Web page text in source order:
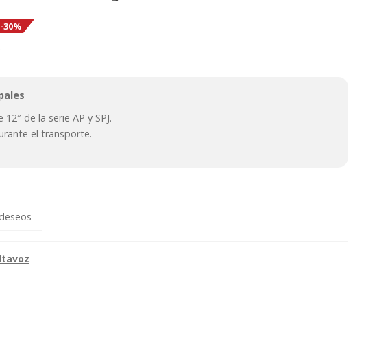
-30%
de la serie AP y SPJ.
el transporte.